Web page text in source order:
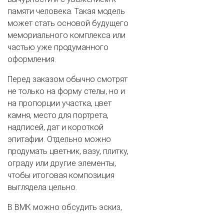
памяти человека. Такая модель
может стать основой будущего
мемориального комплекса или
частью уже продуманного
оформления.
Перед заказом обычно смотрят
не только на форму стелы, но и
на пропорции участка, цвет
камня, место для портрета,
надписей, дат и короткой
эпитафии. Отдельно можно
продумать цветник, вазу, плитку,
ограду или другие элементы,
чтобы итоговая композиция
выглядела цельно.
В ВМК можно обсудить эскиз,